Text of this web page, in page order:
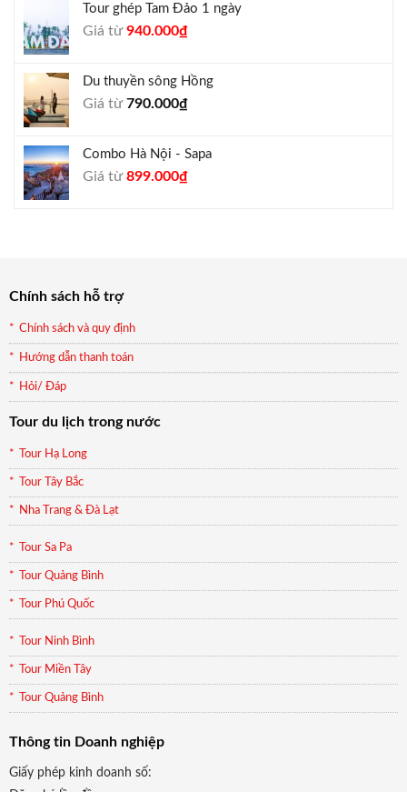
1.800.000₫. là:
Tour ghép Tam Đảo 1 ngày
Giá từGiá
1.000.000₫.
940.000₫Giá
là:
Du thuyền sông Hồng
Giá từ790.000₫
Combo Hà Nội - Sapa
Giá từGiá
899.000₫Giá
Chính sách hỗ trợ
Chính sách và quy định
Hướng dẫn thanh toán
Hỏi/ Đáp
Tour du lịch trong nước
Tour Hạ Long
Tour Tây Bắc
Nha Trang & Đà Lạt
Tour Sa Pa
Tour Quảng Bình
Tour Phú Quốc
Tour Ninh Bình
Tour Miền Tây
Tour Quảng Bình
Thông tin Doanh nghiệp
Giấy phép kinh doanh số: